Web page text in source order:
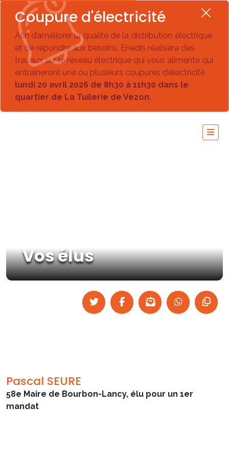
Coupure d'électricité
Afin d’améliorer la qualité de la distribution électrique
et de répondre aux besoins, Enedis réalisera des
travaux sur le réseau électrique qui vous alimente qui
entraîneront une ou plusieurs coupures d’électricité
lundi 20 avril 2026 de 8h30 à 11h30 dans le
quartier de La Tuilerie de Vezon.
Vos élus
Pascal SEURE
58e Maire de Bourbon-Lancy, élu pour un 1er
mandat